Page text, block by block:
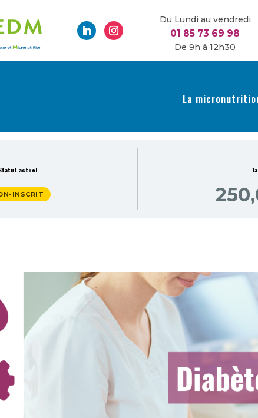
Du Lundi au vendredi
01 85 73 69 98
De 9h à 12h30
La
actuel
INSCRIT